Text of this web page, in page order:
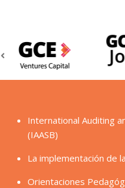
International Auditing
(IAASB)
La implementación de
Orientaciones